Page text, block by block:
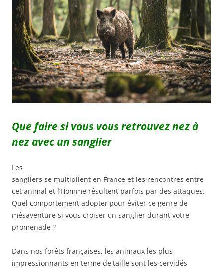
Que faire si vous vous retrouvez nez à
nez avec un sanglier
Les
sangliers se multiplient en France et les rencontres entre
cet animal et l’Homme résultent parfois par des attaques.
Quel comportement adopter pour éviter ce genre de
mésaventure si vous croiser un sanglier durant votre
promenade ?
Dans nos forêts françaises, les animaux les plus
impressionnants en terme de taille sont les cervidés